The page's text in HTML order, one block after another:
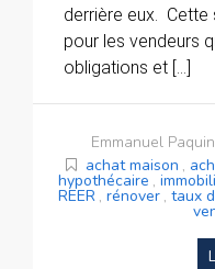
derrière eux.
pour les vendeurs
obligations et […]
Emmanuel Paquin
achat maison ,
hypothécaire ,
REER , rénover , taux